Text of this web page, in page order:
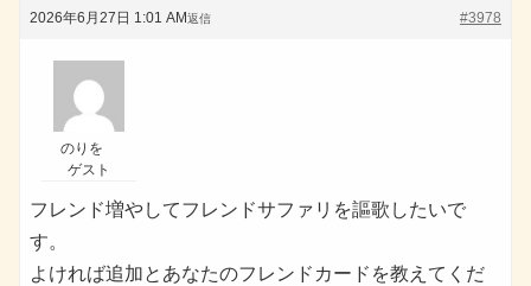
2026年6月27日 1:01 AM #3978
返信
のりを
ゲスト
フレンド増やしてフレンドサファリを謳歌したいで
す。
よければ追加とあなたのフレンドカードを教えてくだ